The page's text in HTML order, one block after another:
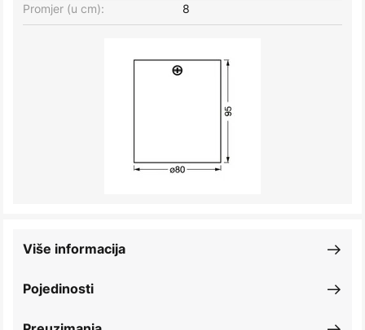
Promjer (u cm):
8
Pojedinosti
Više informacija